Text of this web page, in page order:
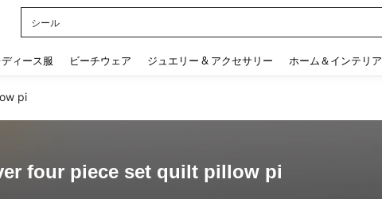
シール
ディース服 ビーチウェア ジュエリー & アクセサリー ホーム＆インテリア
pi
four piece set quilt pillow pi